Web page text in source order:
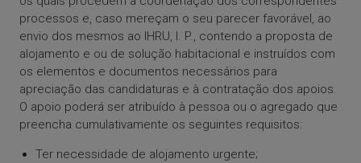
processos e, caso mereçam o seu parecer favorável, ao
envio dos mesmos ao IHRU, I. P., contendo a proposta de
alojamento e ou de solução habitacional e instruídos com
os elementos e documentos necessários para
apreciação das candidaturas e à contratação dos apoios.
O apoio poderá ser atribuído à pessoa ou o agregado que
preencha cumulativamente os seguintes requisitos:
Ter necessidade de alojamento urgente;